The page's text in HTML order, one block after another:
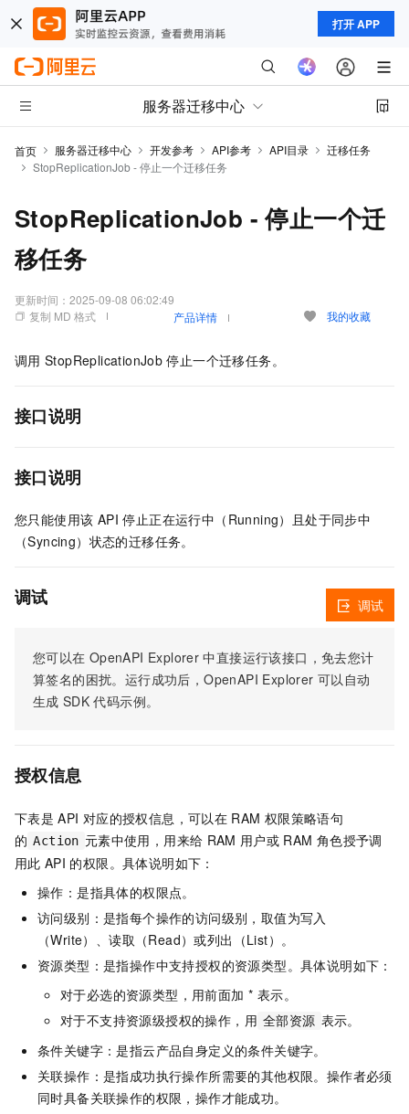
打开 APP
服务器迁移中心
首页 服务器迁移中心 开发参考 API参考 API目录
迁移任务
StopReplicationJob - 停止一个迁移任务
StopReplicationJob - 停止一个迁
移任务
更新时间： 2025-09-08 06:02:49
复制 MD 格式
产品详情 我的收藏
调用 StopReplicationJob 停止一个迁移任务。
接口说明
接口说明
您只能使用该 API 停止正在运行中（Running）且处于同步中
（Syncing）状态的迁移任务。
调试
您可以在 OpenAPI Explorer 中直接运行该接口，免去您计
算签名的困扰。运行成功后，OpenAPI Explorer 可以自动
生成 SDK 代码示例。
调试
授权信息
下表是 API 对应的授权信息，可以在 RAM 权限策略语句
的 Action 元素中使用，用来给 RAM 用户或 RAM 角色授予调
用此 API 的权限。具体说明如下：
操作：是指具体的权限点。
访问级别：是指每个操作的访问级别，取值为写入
（Write）、读取（Read）或列出（List）。
资源类型：是指操作中支持授权的资源类型。具体说明如下：
对于必选的资源类型，用前面加 * 表示。
对于不支持资源级授权的操作，用 全部资源 表示。
条件关键字：是指云产品自身定义的条件关键字。
关联操作：是指成功执行操作所需要的其他权限。操作者必须
同时具备关联操作的权限，操作才能成功。